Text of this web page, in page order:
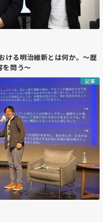
る明治維新とは何か。～歴
を問う～
記事